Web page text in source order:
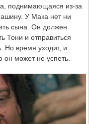
поднимающаяся из-за
У Мака нет ни
сына. Он должен
Тони и отправиться
Но время уходит, и
он может не успеть.